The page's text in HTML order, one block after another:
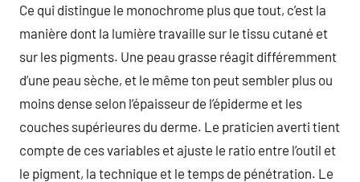
Ce qui distingue le monochrome plus que tout, c’est la
manière dont la lumière travaille sur le tissu cutané et
sur les pigments. Une peau grasse réagit différemment
d’une peau sèche, et le même ton peut sembler plus ou
moins dense selon l’épaisseur de l’épiderme et les
couches supérieures du derme. Le praticien averti tient
compte de ces variables et ajuste le ratio entre l’outil et
le pigment, la technique et le temps de pénétration. Le